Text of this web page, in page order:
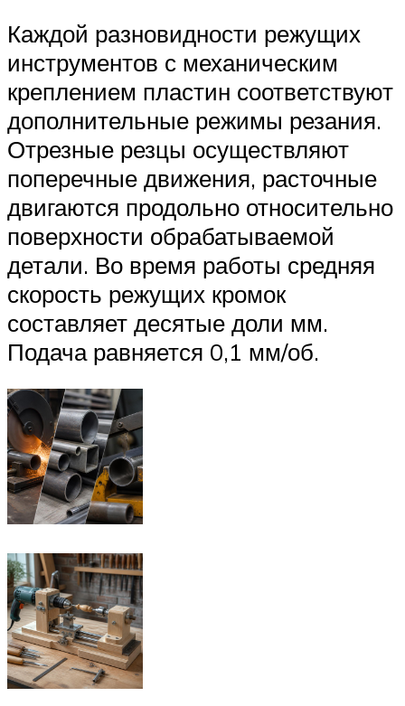
Каждой разновидности режущих
инструментов с механическим
креплением пластин соответствуют
дополнительные режимы резания.
Отрезные резцы осуществляют
поперечные движения, расточные
двигаются продольно относительно
поверхности обрабатываемой
детали. Во время работы средняя
скорость режущих кромок
составляет десятые доли мм.
Подача равняется 0,1 мм/об.